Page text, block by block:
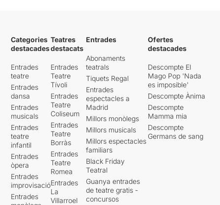
Categories
destacades
Entrades
teatre
Entrades
dansa
Entrades
musicals
Entrades
teatre
infantil
Entrades
òpera
Entrades
improvisació
Entrades
Teatres
destacats
Entrades
Teatre
Tívoli
Entrades
Teatre
Coliseum
Entrades
Teatre
Borràs
Entrades
Teatre
Romea
Entrades
La
Villarroel
Entrades
Abonaments
teatrals
Tiquets Regal
Entrades
espectacles a
Madrid
Millors monòlegs
Millors musicals
Millors espectacles
familiars
Black Friday
Teatral
Guanya entrades
de teatre gratis -
concursos
Ofertes
destacades
Descompte El
Mago Pop 'Nada
es imposible'
Descompte Ànima
Descompte
Mamma mia
Descompte
Germans de sang